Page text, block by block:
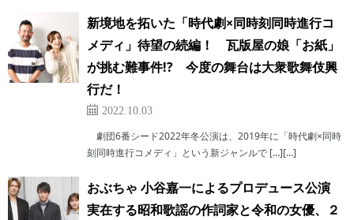
新境地を拓いた「時代劇×同時刻同時進行コ
メディ」待望の続編！ 瓦版屋の娘「お紙」
が挑む難事件!? 今度の舞台は大衆歌舞伎興
行だ！
2022.10.03
劇団6番シード2022年冬公演は、2019年に「時代劇×同時
刻同時進行コメディ」という新ジャンルで […][…]
おぶちゃ 小谷嘉一によるプロデュース公演
実在する昭和歌謡の作詞家と令和の女優、２